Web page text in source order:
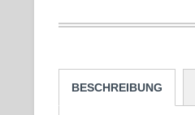
BESCHREIBUNG